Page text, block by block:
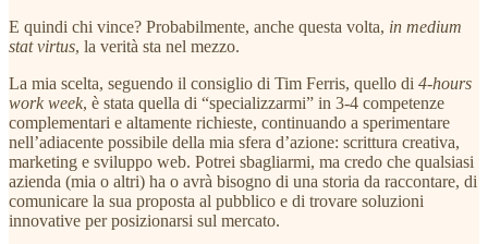
E quindi chi vince? Probabilmente, anche questa volta, in medium
stat virtus, la verità sta nel mezzo.
La mia scelta, seguendo il consiglio di Tim Ferris, quello di 4-hours
work week, è stata quella di “specializzarmi” in 3-4 competenze
complementari e altamente richieste, continuando a sperimentare
nell’adiacente possibile della mia sfera d’azione: scrittura creativa,
marketing e sviluppo web. Potrei sbagliarmi, ma credo che qualsiasi
azienda (mia o altri) ha o avrà bisogno di una storia da raccontare, di
comunicare la sua proposta al pubblico e di trovare soluzioni
innovative per posizionarsi sul mercato.